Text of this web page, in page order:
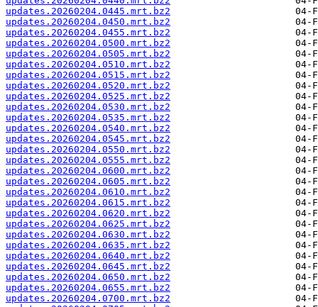
updates.20260204.0445.mrt.bz2
updates.20260204.0450.mrt.bz2
updates.20260204.0455.mrt.bz2
updates.20260204.0500.mrt.bz2
updates.20260204.0505.mrt.bz2
updates.20260204.0510.mrt.bz2
updates.20260204.0515.mrt.bz2
updates.20260204.0520.mrt.bz2
updates.20260204.0525.mrt.bz2
updates.20260204.0530.mrt.bz2
updates.20260204.0535.mrt.bz2
updates.20260204.0540.mrt.bz2
updates.20260204.0545.mrt.bz2
updates.20260204.0550.mrt.bz2
updates.20260204.0555.mrt.bz2
updates.20260204.0600.mrt.bz2
updates.20260204.0605.mrt.bz2
updates.20260204.0610.mrt.bz2
updates.20260204.0615.mrt.bz2
updates.20260204.0620.mrt.bz2
updates.20260204.0625.mrt.bz2
updates.20260204.0630.mrt.bz2
updates.20260204.0635.mrt.bz2
updates.20260204.0640.mrt.bz2
updates.20260204.0645.mrt.bz2
updates.20260204.0650.mrt.bz2
updates.20260204.0655.mrt.bz2
updates.20260204.0700.mrt.bz2